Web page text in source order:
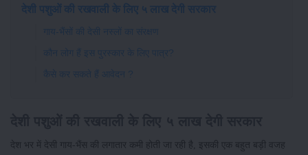
देशी पशुओं की रखवाली के लिए ५ लाख देगी सरकार
गाय-भैंसों की देसी नस्लों का संरक्षण
कौन लोग हैं इस पुरस्कार के लिए पात्र?
कैसे कर सकते हैं आवेदन ?
देश भर में देसी गाय-भैंस की लगातार कमी होती जा रही है, इसकी एक बहुत बड़ी वजह